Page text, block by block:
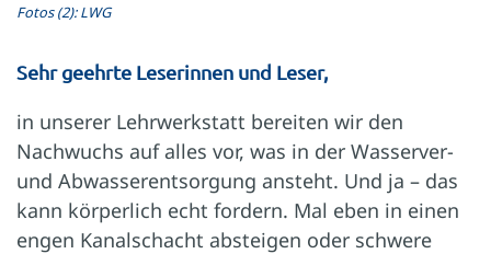
Fotos (2): LWG
Sehr geehrte Leserinnen und Leser,
in unserer Lehrwerkstatt bereiten wir den
Nachwuchs auf alles vor, was in der Wasserver-
und Abwasserentsorgung ansteht. Und ja – das
kann körperlich echt fordern. Mal eben in einen
engen Kanalschacht absteigen oder schwere